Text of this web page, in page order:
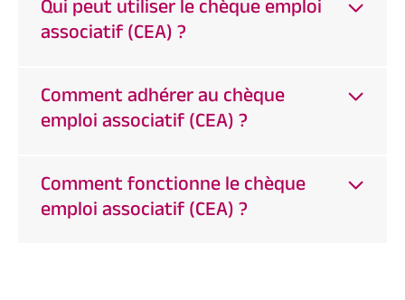
Qui peut utiliser le chèque emploi
associatif (CEA) ?
Comment adhérer au chèque
emploi associatif (CEA) ?
Comment fonctionne le chèque
emploi associatif (CEA) ?